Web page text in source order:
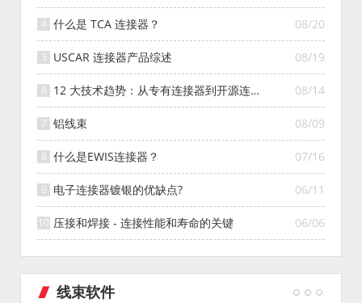
08/20
什么是 TCA 连接器？
08/19
USCAR 连接器产品综述
08/14
12 大技术趋势：从专有连接器到开源连接
器的演变
08/09
铝线束
07/16
什么是EWIS连接器？
06/11
电子连接器镀银的优缺点?
06/06
压接和焊接 - 连接性能和寿命的关键
线束软件